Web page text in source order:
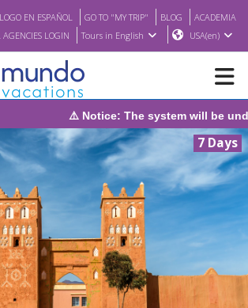
EN ESPAÑOL GO TO "MY TRIP" BLOG
ACADEMIA
AGENCIES LOGIN
Tours in English USA(en)
NEW
BROCHURE PDF
WHERE TO BUY
FEATURED
⚠️ Notice: The system will be under
7 Days